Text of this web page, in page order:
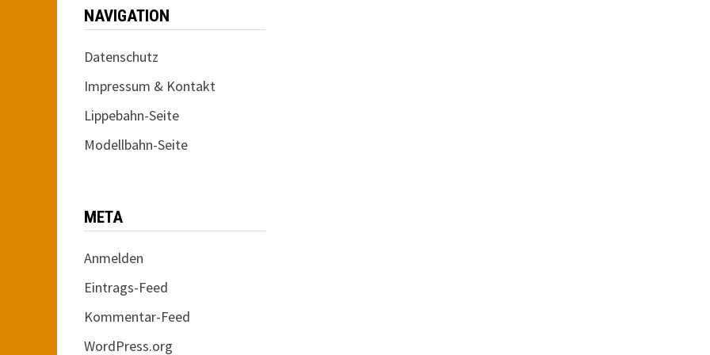
NAVIGATION
Datenschutz
Impressum & Kontakt
Lippebahn-Seite
Modellbahn-Seite
META
Anmelden
Eintrags-Feed
Kommentar-Feed
WordPress.org